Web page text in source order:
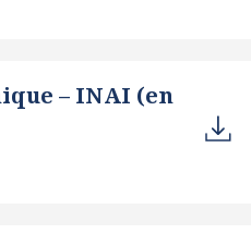
– INAI (en